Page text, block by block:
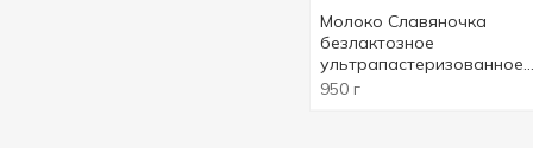
Молоко Славяночка
безлактозное
ультрапастеризованное
2,5% 950г
950 г